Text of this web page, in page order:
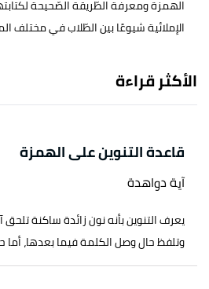
الهمزة ومعرفة الطّريقة الصّحيحة
الإملائية شيوعًا بين الطّلاب في مختلف
الأكثر قراءة
قاعدة التنوين على الهمزة
آية دواهدة
يعرف التنوين بأنه نون زائدة ساكنة تلحق
وتلفظ حال وصل الكلمة فيما بعدها، أما